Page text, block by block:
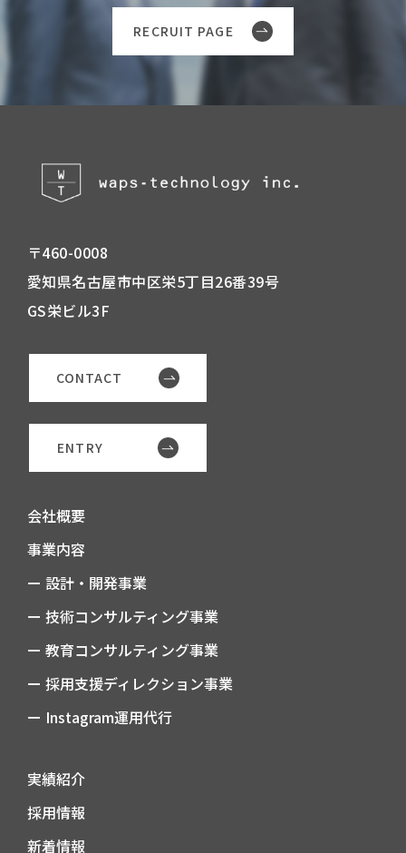
RECRUIT PAGE
〒460-0008
愛知県名古屋市中区栄5丁目26番39号
GS栄ビル3F
CONTACT
ENTRY
会社概要
事業内容
ー 設計・開発事業
ー 技術コンサルティング事業
ー 教育コンサルティング事業
ー 採用支援ディレクション事業
ー Instagram運用代行
実績紹介
採用情報
新着情報